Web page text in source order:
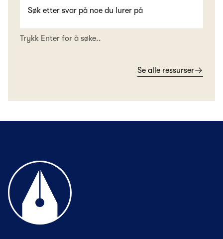
Trykk Enter for å søke..
Se alle ressurser
Til forsiden